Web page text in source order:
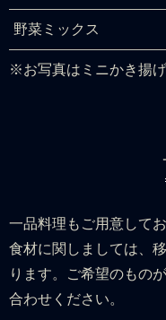
野菜ミックス
※お写真はミニかき揚
一品料理もご用意してお
食材に関しましては、
ります。ご希望のもの
合わせください。